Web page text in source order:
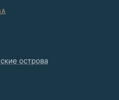
острова